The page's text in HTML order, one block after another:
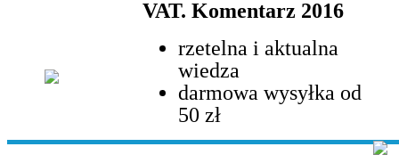
VAT. Komentarz 2016
rzetelna i aktualna
wiedza
darmowa wysyłka od
50 zł